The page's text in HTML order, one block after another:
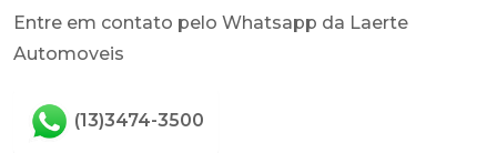
Entre em contato pelo Whatsapp da Laerte
Automoveis
(13)3474-3500